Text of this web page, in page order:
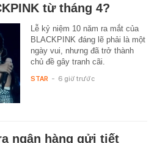
từ tháng 4?
Lễ kỷ niệm 10 năm ra mắt của
BLACKPINK đáng lẽ phải là một
ngày vui, nhưng đã trở thành
chủ đề gây tranh cãi.
STAR - 6 giờ trước
ngân hàng gửi tiết